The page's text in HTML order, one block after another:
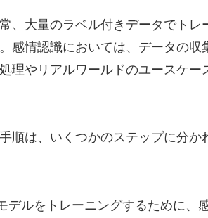
、大量のラベル付きデータでトレ
感情認識においては、データの
理やリアルワールドのユースケ
順は、いくつかのステップに分か
デルをトレーニングするために、